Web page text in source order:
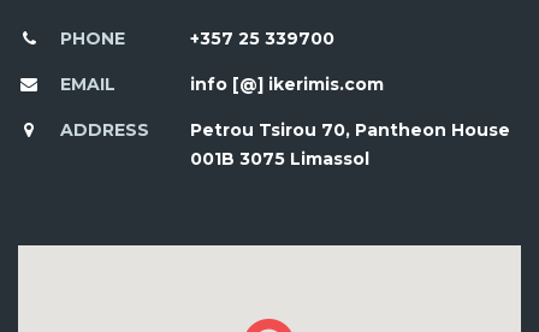
PHONE +357 25 339700
EMAIL info [@] ikerimis.com
ADDRESS
Petrou Tsirou 70, Pantheon House
001B 3075 Limassol